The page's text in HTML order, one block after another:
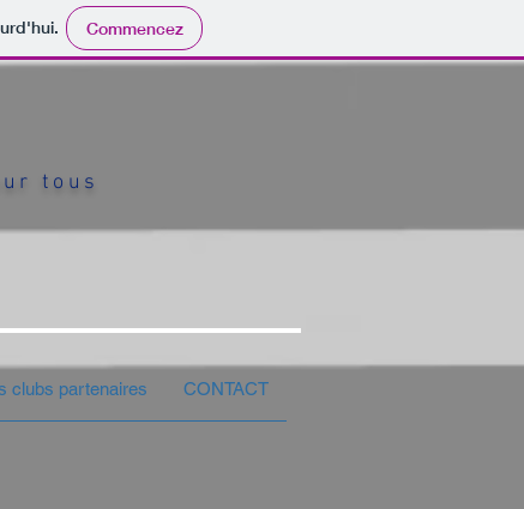
Commencez
tous
clubs partenaires CONTACT